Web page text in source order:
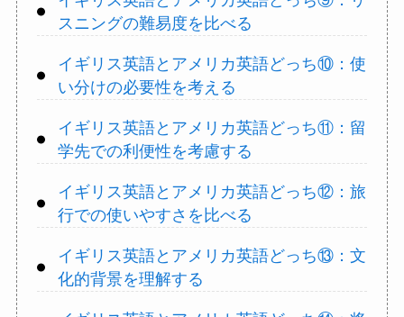
スニングの難易度を比べる
イギリス英語とアメリカ英語どっち⑩：使
い分けの必要性を考える
イギリス英語とアメリカ英語どっち⑪：留
学先での利便性を考慮する
イギリス英語とアメリカ英語どっち⑫：旅
行での使いやすさを比べる
イギリス英語とアメリカ英語どっち⑬：文
化的背景を理解する